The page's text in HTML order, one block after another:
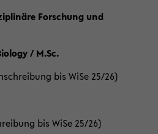
Forschung und
/ M.Sc.
bis WiSe 25/26)
bis WiSe 25/26)